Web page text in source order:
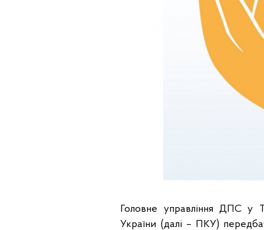
Головне управління ДПС у
України (далі – ПКУ)